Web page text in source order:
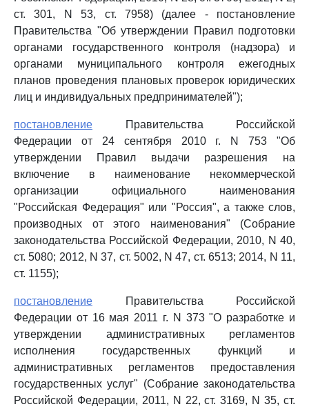
ст. 301, N 53, ст. 7958) (далее - постановление
Правительства "Об утверждении Правил подготовки
органами государственного контроля (надзора) и
органами муниципального контроля ежегодных
планов проведения плановых проверок юридических
лиц и индивидуальных предпринимателей");
постановление Правительства Российской
Федерации от 24 сентября 2010 г. N 753 "Об
утверждении Правил выдачи разрешения на
включение в наименование некоммерческой
организации официального наименования
"Российская Федерация" или "Россия", а также слов,
производных от этого наименования" (Собрание
законодательства Российской Федерации, 2010, N 40,
ст. 5080; 2012, N 37, ст. 5002, N 47, ст. 6513; 2014, N 11,
ст. 1155);
постановление Правительства Российской
Федерации от 16 мая 2011 г. N 373 "О разработке и
утверждении административных регламентов
исполнения государственных функций и
административных регламентов предоставления
государственных услуг" (Собрание законодательства
Российской Федерации, 2011, N 22, ст. 3169, N 35, ст.